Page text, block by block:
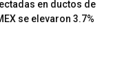
en ductos de
se elevaron 3.7%